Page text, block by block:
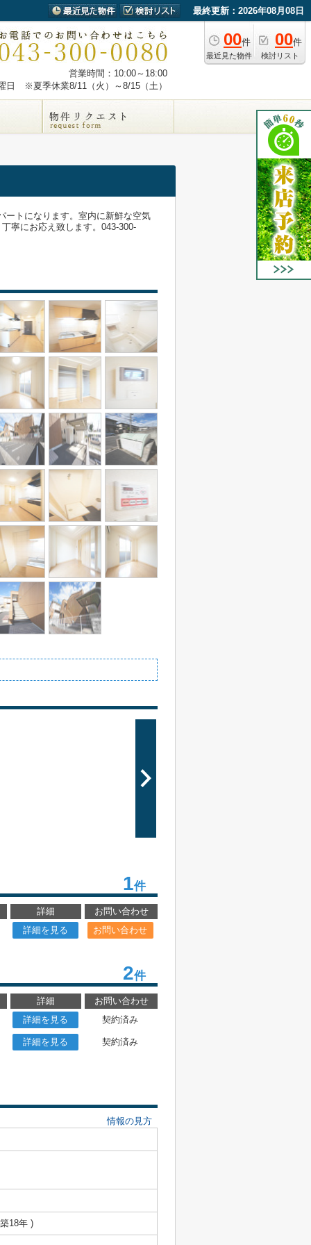
最終更新：2026年08月08日
00件
最近見た物件
00件
検討リスト
営業時間：10:00～18:00
日 ※夏季休業8/11（火）～8/15（土）
トになります。室内に新鮮な空気
寧にお応え致します。043-300-
1件
詳細
お問い合わせ
詳細を見る お問い合わせ
2件
詳細
お問い合わせ
詳細を見る 契約済み
詳細を見る
契約済み
情報の見方
18年 )